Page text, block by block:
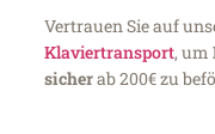
Vertrauen Sie auf
Klaviertransport, um
sicherab 200€ zu